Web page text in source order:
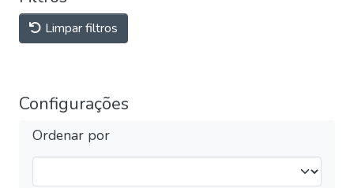
Limpar filtros
Configurações
Ordenar por